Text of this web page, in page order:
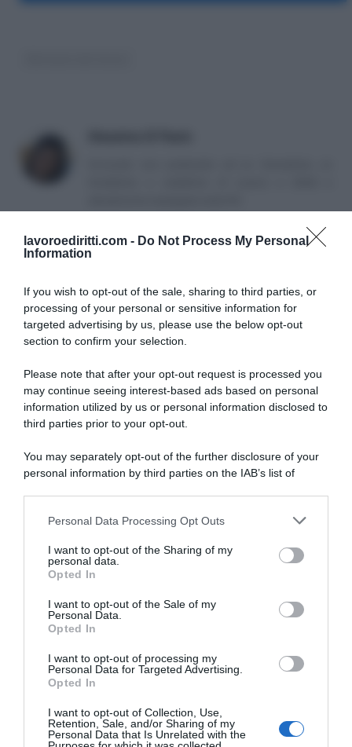
lavoroediritti.com - Do Not Process My Personal
Information
If you wish to opt-out of the sale, sharing to third parties, or
processing of your personal or sensitive information for
targeted advertising by us, please use the below opt-out
section to confirm your selection.
Please note that after your opt-out request is processed you
may continue seeing interest-based ads based on personal
information utilized by us or personal information disclosed to
third parties prior to your opt-out.
You may separately opt-out of the further disclosure of your
personal information by third parties on the IAB’s list of
This information may also be disclosed by us to third parties
disclose it to other third parties.
Please note that this website/app uses one or more Google
services and may gather and store information including but
not limited to your visit or usage behaviour. You may click to
grant or deny consent to Google and its third-party tags to
consent section.
Personal Data Processing Opt Outs
I want to opt-out of the Sharing of my
personal data.
Opted In
I want to opt-out of the Sale of my
Personal Data.
Opted In
I want to opt-out of processing my
Personal Data for Targeted Advertising.
Opted In
I want to opt-out of Collection, Use,
Retention, Sale, and/or Sharing of my
Personal Data that Is Unrelated with the
SULLO STESSO ARGOMENTO
NASpI con le dimissioni, via libera anche per chi lascia il
lavoro a causa della violenza
Incentivi alle imprese, arriva la riforma: ecco cosa
Vittime del lavoro, nel 2026 più sostegno alle famiglie:
contributi e borse di studio Inail
Lavoro e Dirittirisponde gratuitamente ai tuoi
dubbi su: lavoro, pensioni, fisco, welfare.